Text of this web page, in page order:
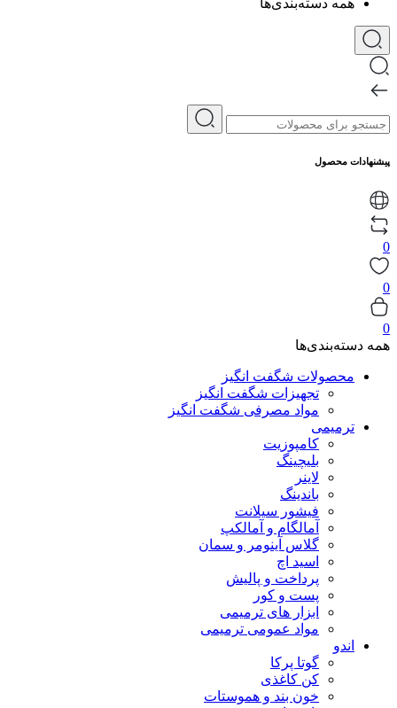
همه دسته‌بندی‌ها
پیشنهادات محصول
0
0
0
همه دسته‌بندی‌ها
محصولات شگفت انگیز
تجهیزات شگفت انگیز
مواد مصرفی شگفت انگیز
ترمیمی
کامپوزیت
بلیچینگ
لاینر
باندینگ
فیشور سیلانت
آمالگام و آمالکپ
گلاس آینومر و سمان
اسید اچ
پرداخت و پالیش
پست و کور
ابزار های ترمیمی
مواد عمومی ترمیمی
اندو
گوتا پرکا
کن کاغذی
خون بند و هموستات